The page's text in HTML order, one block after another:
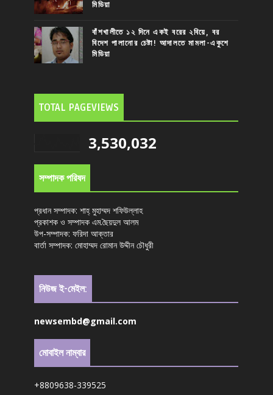
মিডিয়া
বাঁশখালীতে ১২ দিনে একই বরের ২বিয়ে, বর
বিদেশ পালানোর চেষ্টা! আদালতে মামলা-একুশে
মিডিয়া
TOTAL PAGEVIEWS
3,530,032
সম্পাদক পরিষদ
প্রধান সম্পাদক: শাহ্ মুহাম্মদ শফিউল্লাহ
প্রকাশক ও সম্পাদক এম.ছৈয়দুল আলম
উপ-সম্পাদক: ফরিদা আক্তার
বার্তা সম্পাদক: মোহাম্মদ রোমান উদ্দীন চৌধুরী
নিউজ ই-মেইল:
newsembd@gmail.com
মোবাইল নাম্বার
+8809638-339525